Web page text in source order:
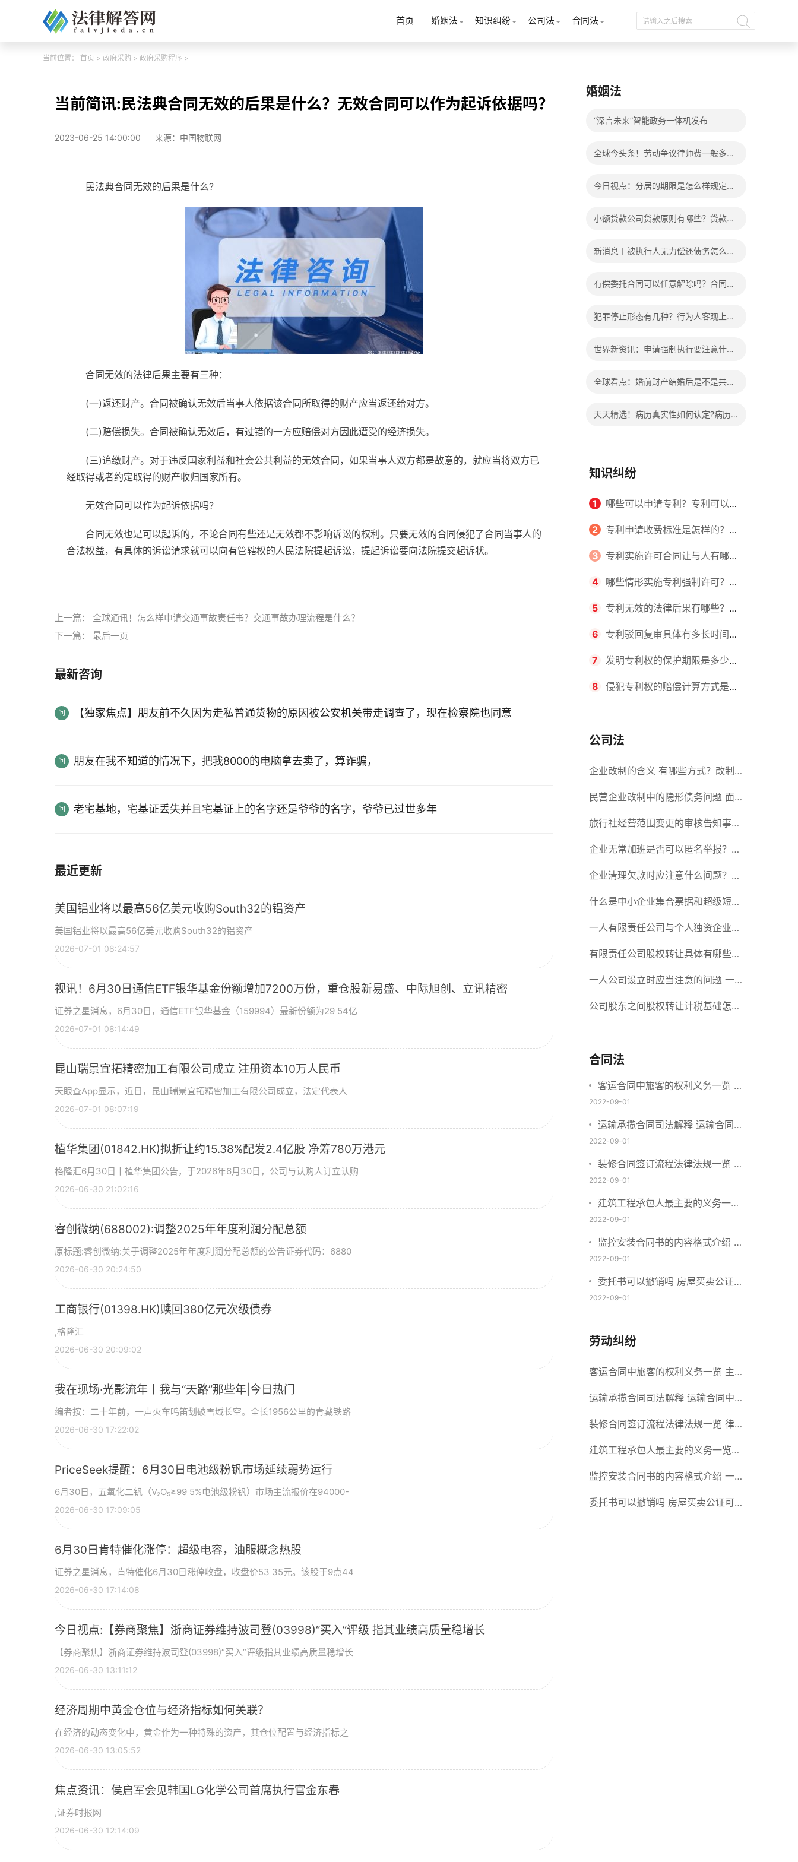
首页 婚姻法 知识纠纷 公司法 合同法
当前位置： 首页 > 政府采购 > 政府采购程序 >
当前简讯:民法典合同无效的后果是什么？无效合同可以作为起诉依据吗？
2023-06-25 14:00:00 来源：中国物联网
民法典合同无效的后果是什么?
合同无效的法律后果主要有三种：
(一)返还财产。合同被确认无效后当事人依据该合同所取得的财产应当返还给对方。
(二)赔偿损失。合同被确认无效后，有过错的一方应赔偿对方因此遭受的经济损失。
(三)追缴财产。对于违反国家利益和社会公共利益的无效合同，如果当事人双方都是故意的，就应当将双方已
经取得或者约定取得的财产收归国家所有。
无效合同可以作为起诉依据吗?
合同无效也是可以起诉的，不论合同有些还是无效都不影响诉讼的权利。只要无效的合同侵犯了合同当事人的
合法权益，有具体的诉讼请求就可以向有管辖权的人民法院提起诉讼，提起诉讼要向法院提交起诉状。
上一篇： 全球通讯！怎么样申请交通事故责任书？交通事故办理流程是什么？
下一篇： 最后一页
最新咨询
【独家焦点】朋友前不久因为走私普通货物的原因被公安机关带走调查了，现在检察院也同意
朋友在我不知道的情况下，把我8000的电脑拿去卖了，算诈骗，
老宅基地，宅基证丢失并且宅基证上的名字还是爷爷的名字，爷爷已过世多年
最近更新
美国铝业将以最高56亿美元收购South32的铝资产
美国铝业将以最高56亿美元收购South32的铝资产
2026-07-01 08:24:57
视讯！6月30日通信ETF银华基金份额增加7200万份，重仓股新易盛、中际旭创、立讯精密
证券之星消息，6月30日，通信ETF银华基金（159994）最新份额为29 54亿
2026-07-01 08:14:49
昆山瑞景宜拓精密加工有限公司成立 注册资本10万人民币
天眼查App显示，近日，昆山瑞景宜拓精密加工有限公司成立，法定代表人
2026-07-01 08:07:19
植华集团(01842.HK)拟折让约15.38%配发2.4亿股 净筹780万港元
格隆汇6月30日丨植华集团公告，于2026年6月30日，公司与认购人订立认购
2026-06-30 21:02:16
睿创微纳(688002):调整2025年年度利润分配总额
原标题:睿创微纳:关于调整2025年年度利润分配总额的公告证券代码：6880
2026-06-30 20:24:50
工商银行(01398.HK)赎回380亿元次级债券
,格隆汇
2026-06-30 20:09:02
我在现场·光影流年丨我与“天路”那些年|今日热门
编者按：二十年前，一声火车鸣笛划破雪域长空。全长1956公里的青藏铁路
2026-06-30 17:22:02
PriceSeek提醒：6月30日电池级粉钒市场延续弱势运行
6月30日，五氧化二钒（V₂O₅≥99 5%电池级粉钒）市场主流报价在94000-
2026-06-30 17:09:05
6月30日肯特催化涨停：超级电容，油服概念热股
证券之星消息，肯特催化6月30日涨停收盘，收盘价53 35元。该股于9点44
2026-06-30 17:14:08
今日视点:【券商聚焦】浙商证券维持波司登(03998)“买入”评级 指其业绩高质量稳增长
【券商聚焦】浙商证券维持波司登(03998)“买入”评级指其业绩高质量稳增长
2026-06-30 13:11:12
经济周期中黄金仓位与经济指标如何关联？
在经济的动态变化中，黄金作为一种特殊的资产，其仓位配置与经济指标之
2026-06-30 13:05:52
焦点资讯：侯启军会见韩国LG化学公司首席执行官金东春
,证券时报网
2026-06-30 12:14:09
婚姻法
“深言未来”智能政务一体机发布
全球今头条！劳动争议律师费一般多少
今日视点：分居的期限是怎么样规定
小额贷款公司贷款原则有哪些？贷款不
新消息丨被执行人无力偿还债务怎么
有偿委托合同可以任意解除吗？合同无
犯罪停止形态有几种？行为人客观上实
世界新资讯：申请强制执行要注意什么
全球看点：婚前财产结婚后是不是共同
天天精选！病历真实性如何认定?病历
知识纠纷
1 哪些可以申请专利？专利可以同
时多个人一起申请吗？
2 专利申请收费标准是怎样的？申
请不同类型的专利所需要的钱不同
3 专利实施许可合同让与人有哪些
主要义务？专利实施许可合同与专利
许可合同有什么区别？
4 哪些情形实施专利强制许可？专
利强制许可的前提条件是什么？
5 专利无效的法律后果有哪些？专
利的无效情形有哪些？
6 专利驳回复审具体有多长时间？
哪些情况下专利申请可能被驳回？
7 发明专利权的保护期限是多少
年？非专利发明人是否有专利申请
8 侵犯专利权的赔偿计算方式是什
间？
公司法
企业改制的含义 有哪些方式？改制
后国企员工属于什么性质？
民营企业改制中的隐形债务问题 面
对隐形债务问题应该如何解决？
旅行社经营范围变更的审核告知事项
旅游业的发展现状和趋势
企业无常加班是否可以匿名举报？强
制加班公司没有加班费怎么办？
企业清理欠款时应注意什么问题？企
业短期借款需要注意哪些事项？
什么是中小企业集合票据和超级短期
融资券？一起来了解一下吧！
一人有限责任公司与个人独资企业的
区别 这些知识你都知道吗？
有限责任公司股权转让具体有哪些形
式？来了解下这五种形式
一人公司设立时应当注意的问题 一
人公司的特征
公司股东之间股权转让计税基础怎么
合什么要件？
合同法
客运合同中旅客的权利义务一览 主
要包括这些内容
2022-09-01
运输承揽合同司法解释 运输合同中
承运人的义务有哪些
2022-09-01
装修合同签订流程法律法规一览 律
师解答
2022-09-01
建筑工程承包人最主要的义务一览
承包合同内容介绍
2022-09-01
监控安装合同书的内容格式介绍 一
般包括这些条款
2022-09-01
委托书可以撤销吗 房屋买卖公证可
否撤销
2022-09-01
劳动纠纷
客运合同中旅客的权利义务一览 主
要包括这些内容
运输承揽合同司法解释 运输合同中
承运人的义务有哪些
装修合同签订流程法律法规一览 律
师解答
建筑工程承包人最主要的义务一览
承包合同内容介绍
监控安装合同书的内容格式介绍 一
般包括这些条款
委托书可以撤销吗 房屋买卖公证可